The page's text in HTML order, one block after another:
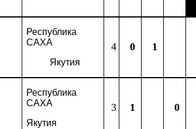
Республика
САХА
Якутия
4 0 1
Республика
САХА
Якутия
3 1 0